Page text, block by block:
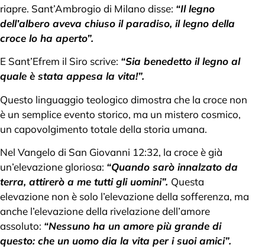
riapre. Sant’Ambrogio di Milano disse: “Il legno
dell’albero aveva chiuso il paradiso, il legno della
croce lo ha aperto”.
E Sant’Efrem il Siro scrive: “Sia benedetto il legno al
quale è stata appesa la vita!”.
Questo linguaggio teologico dimostra che la croce non
è un semplice evento storico, ma un mistero cosmico,
un capovolgimento totale della storia umana.
Nel Vangelo di San Giovanni 12:32, la croce è già
un’elevazione gloriosa: “Quando sarò innalzato da
terra, attirerò a me tutti gli uomini”. Questa
elevazione non è solo l’elevazione della sofferenza, ma
anche l’elevazione della rivelazione dell’amore
assoluto: “Nessuno ha un amore più grande di
questo: che un uomo dia la vita per i suoi amici”.